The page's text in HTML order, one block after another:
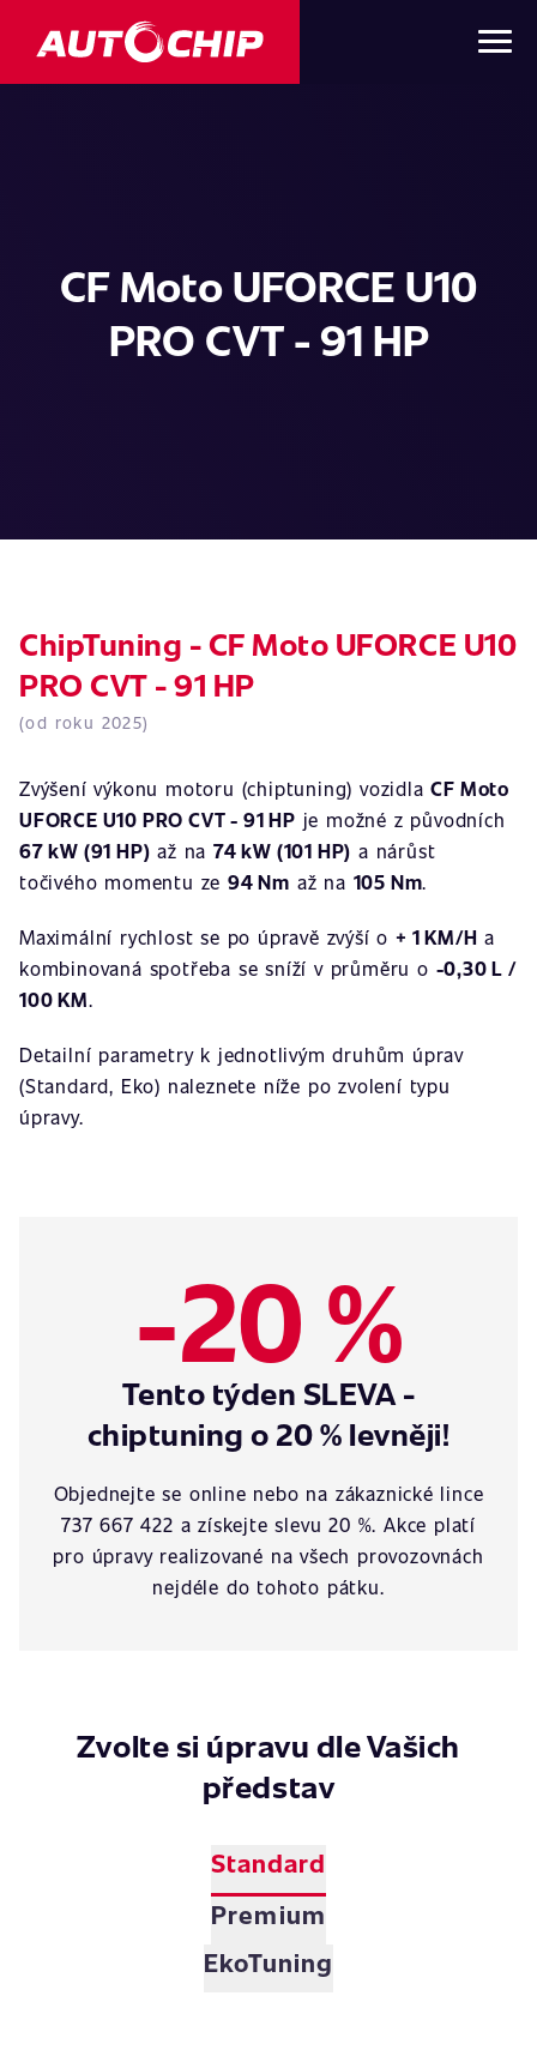
CF Moto UFORCE U10
PRO CVT - 91 HP
ChipTuning - CF Moto UFORCE U10
PRO CVT - 91 HP
(od roku 2025)
Zvýšení výkonu motoru (chiptuning) vozidlaCF Moto
UFORCE U10 PRO CVT - 91 HP je možné z původních
67 kW (91 HP) až na74 kW (101 HP) a nárůst
točivého momentu ze94 Nm až na 105 Nm.
Maximální rychlost se po úpravě zvýší o + 1 KM/H a
kombinovaná spotřeba se sníží v průměru o -0,30 L /
100 KM.
Detailní parametry k jednotlivým druhům úprav
(Standard, Eko) naleznete níže po zvolení typu
úpravy.
-20 %
Tento týden SLEVA -
chiptuning o 20 % levněji!
Objednejte se online nebo na zákaznické lince
737 667 422 a získejte slevu 20 %. Akce platí
pro úpravy realizované na všech provozovnách
nejdéle do tohoto pátku.
Zvolte si úpravu dle Vašich
představ
Standard
Premium
EkoTuning